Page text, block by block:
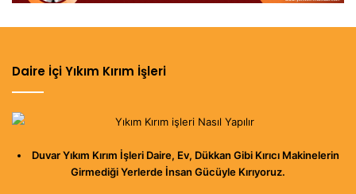
Daire İçi Yıkım Kırım İşleri
Duvar Yıkım Kırım İşleri Daire, Ev, Dükkan Gibi Kırıcı Makinelerin
Girmediği Yerlerde İnsan Gücüyle Kırıyoruz.